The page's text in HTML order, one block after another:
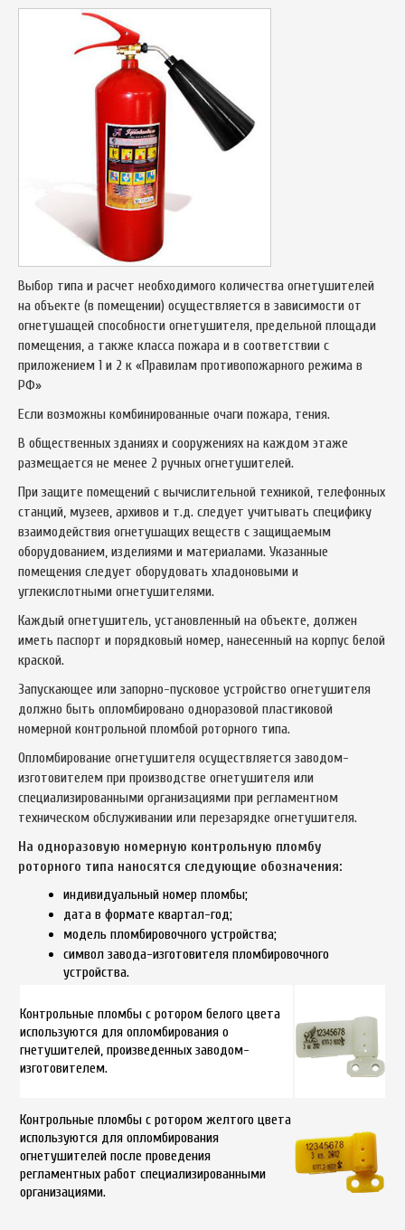
Выбор типа и расчет необходимого количества огнетушителей
на объекте (в помещении) осуществляется в зависимости от
огнетушащей способности огнетушителя, предельной площади
помещения, а также класса пожара и в соответствии с
приложением 1 и 2 к «Правилам противопожарного режима в
РФ»
Если возможны комбинированные очаги пожара, тения.
В общественных зданиях и сооружениях на каждом этаже
размещается не менее 2 ручных огнетушителей.
При защите помещений с вычислительной техникой, телефонных
станций, музеев, архивов и т.д. следует учитывать специфику
взаимодействия огнетушащих веществ с защищаемым
оборудованием, изделиями и материалами. Указанные
помещения следует оборудовать хладоновыми и
углекислотными огнетушителями.
Каждый огнетушитель, установленный на объекте, должен
иметь паспорт и порядковый номер, нанесенный на корпус белой
краской.
Запускающее или запорно-пусковое устройство огнетушителя
должно быть опломбировано одноразовой пластиковой
номерной контрольной пломбой роторного типа.
Опломбирование огнетушителя осуществляется заводом-
изготовителем при производстве огнетушителя или
специализированными организациями при регламентном
техническом обслуживании или перезарядке огнетушителя.
На одноразовую номерную контрольную пломбу
роторного типа наносятся следующие обозначения:
индивидуальный номер пломбы;
дата в формате квартал-год;
модель пломбировочного устройства;
символ завода-изготовителя пломбировочного
устройства.
Контрольные пломбы с ротором белого цвета
используются для опломбирования о
гнетушителей, произведенных заводом-
изготовителем.
Контрольные пломбы с ротором желтого цвета
используются для опломбирования
огнетушителей после проведения
регламентных работ специализированными
организациями.